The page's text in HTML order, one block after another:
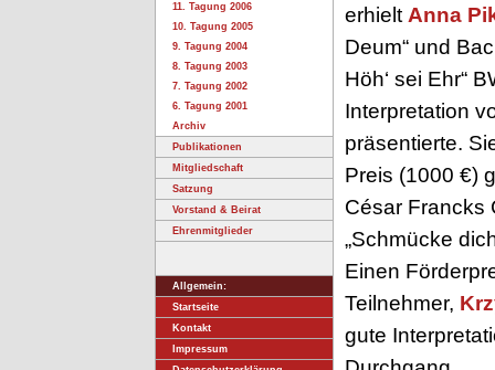
11. Tagung 2006
10. Tagung 2005
9. Tagung 2004
8. Tagung 2003
7. Tagung 2002
6. Tagung 2001
Archiv
Publikationen
Mitgliedschaft
Satzung
Vorstand & Beirat
Ehrenmitglieder
Allgemein:
Startseite
Kontakt
Impressum
erhielt Anna
Deum“ und
Höh‘ sei Ehr“
Interpretation
präsentierte.
Preis (1000 €)
César Francks
„Schmücke
Einen
Teilnehmer,
gute